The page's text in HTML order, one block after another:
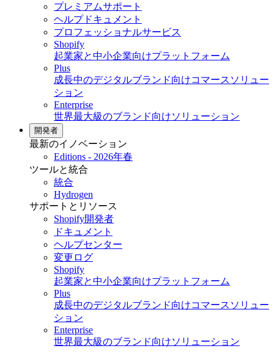
プレミアムサポート
ヘルプドキュメント
プロフェッショナルサービス
Shopify
起業家と中小企業向けプラットフォーム
Plus
成長中のデジタルブランド向けコマースソリュー
ション
Enterprise
世界最大級のブランド向けソリューション
開発者
最新のイノベーション
Editions - 2026年春
ツールと統合
統合
Hydrogen
サポートとリソース
Shopify開発者
ドキュメント
ヘルプセンター
変更ログ
Shopify
起業家と中小企業向けプラットフォーム
Plus
成長中のデジタルブランド向けコマースソリュー
ション
Enterprise
世界最大級のブランド向けソリューション